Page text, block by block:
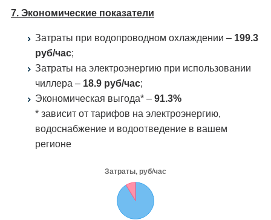
7. Экономические показатели
Затраты при водопроводном охлаждении – 199.3
руб/час;
Затраты на электроэнергию при использовании
чиллера – 18.9 руб/час;
Экономическая выгода* – 91.3%
* зависит от тарифов на электроэнергию,
водоснабжение и водоотведение в вашем
регионе